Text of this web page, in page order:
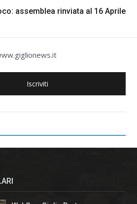
assemblea rinviata al 16 Aprile
Iscriviti